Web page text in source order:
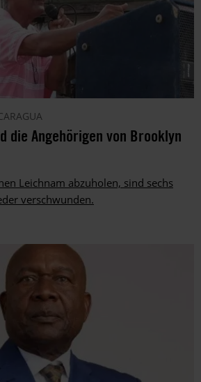
die Angehörigen von Brooklyn
Leichnam abzuholen, sind sechs
verschwunden.